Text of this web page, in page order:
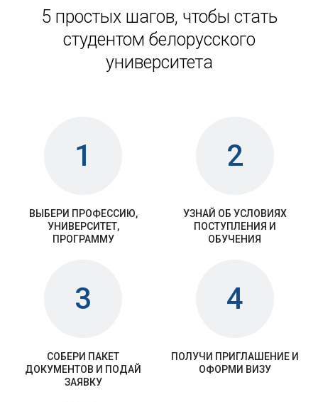
5 простых шагов, чтобы стать
студентом белорусского
университета
1
ВЫБЕРИ ПРОФЕССИЮ,
УНИВЕРСИТЕТ,
ПРОГРАММУ
2
УЗНАЙ ОБ УСЛОВИЯХ
ПОСТУПЛЕНИЯ И
ОБУЧЕНИЯ
3
СОБЕРИ ПАКЕТ
ДОКУМЕНТОВ И ПОДАЙ
ЗАЯВКУ
4
ПОЛУЧИ ПРИГЛАШЕНИЕ И
ОФОРМИ ВИЗУ